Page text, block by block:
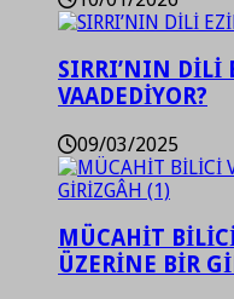
SIRRI’NIN DİLİ
VAADEDİYOR?
09/03/2025
MÜCAHİT
ÜZERİNE BİR